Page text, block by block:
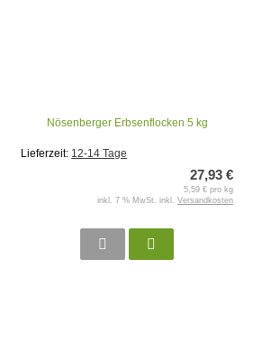
Nösenberger Erbsenflocken 5 kg
Lieferzeit: 12-14 Tage
27,93 €
5,59 € pro kg
inkl. 7 % MwSt. inkl. Versandkosten